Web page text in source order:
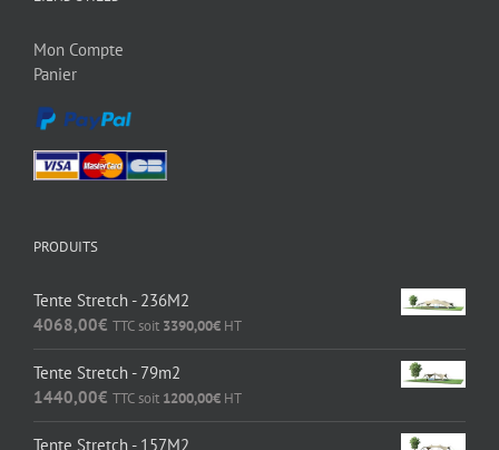
Mon Compte
Panier
PRODUITS
Tente Stretch - 236M2
4068,00€ TTC soit 3390,00€ HT
Tente Stretch - 79m2
1440,00€ TTC soit 1200,00€ HT
Tente Stretch - 157M2